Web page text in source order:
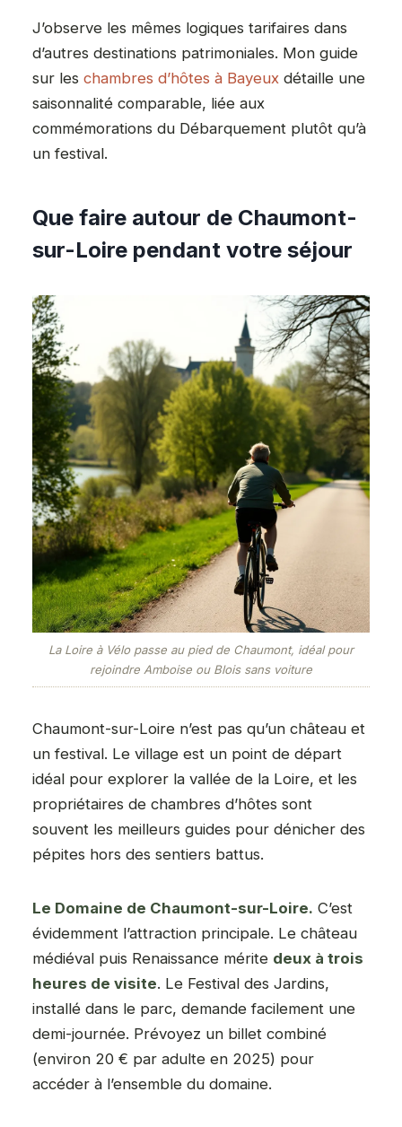
J’observe les mêmes logiques tarifaires dans
d’autres destinations patrimoniales. Mon guide
sur les chambres d’hôtes à Bayeux détaille une
saisonnalité comparable, liée aux
commémorations du Débarquement plutôt qu’à
un festival.
Que faire autour de Chaumont-
sur-Loire pendant votre séjour
La Loire à Vélo passe au pied de Chaumont, idéal pour
rejoindre Amboise ou Blois sans voiture
Chaumont-sur-Loire n’est pas qu’un château et
un festival. Le village est un point de départ
idéal pour explorer la vallée de la Loire, et les
propriétaires de chambres d’hôtes sont
souvent les meilleurs guides pour dénicher des
pépites hors des sentiers battus.
Le Domaine de Chaumont-sur-Loire. C’est
évidemment l’attraction principale. Le château
médiéval puis Renaissance mérite deux à trois
heures de visite. Le Festival des Jardins,
installé dans le parc, demande facilement une
demi-journée. Prévoyez un billet combiné
(environ 20 € par adulte en 2025) pour
accéder à l’ensemble du domaine.